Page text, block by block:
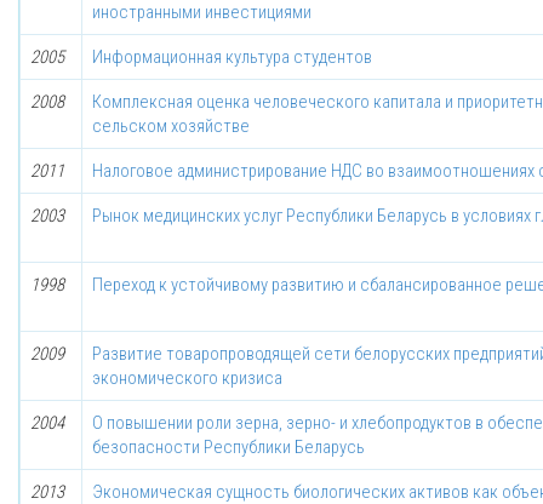
иностранными инвестициями
2005 Информационная культура студентов
2008
Комплексная оценка человеческого капитала и
сельском хозяйстве
2011 Налоговое администрирование НДС во
2003 Рынок медицинских услуг Республики Беларусь в условиях
1998 Переход к устойчивому развитию и сбалансированное
2009
Развитие товаропроводящей сети белорусских
экономического кризиса
2004
О повышении роли зерна, зерно- и хлебопродуктов в
безопасности Республики Беларусь
2013
Экономическая сущность биологических активов как